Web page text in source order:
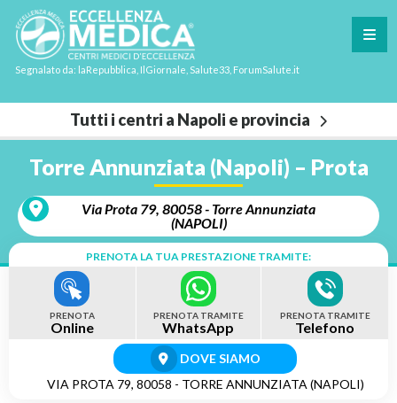
Segnalato da: laRepubblica, IlGiornale, Salute33, ForumSalute.it
Tutti i centri a Napoli e provincia
Torre Annunziata (Napoli) – Prota
Via Prota 79, 80058 - Torre Annunziata
(NAPOLI)
PRENOTA LA TUA PRESTAZIONE TRAMITE:
PRENOTA
Online
PRENOTA TRAMITE
WhatsApp
PRENOTA TRAMITE
Telefono
DOVE SIAMO
VIA PROTA 79, 80058 - TORRE ANNUNZIATA (NAPOLI)